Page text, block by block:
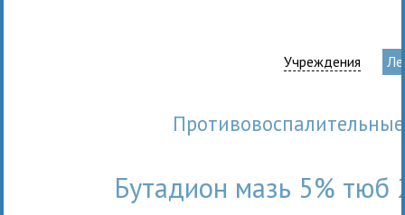
Учреждения
Бутадион мазь 5% тюб